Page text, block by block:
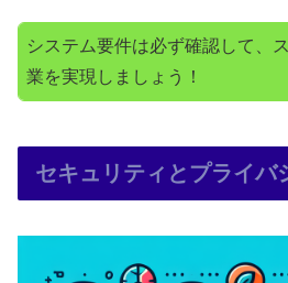
システム要件は必ず確認して、
業を実現しましょう！
セキュリティとプライバ